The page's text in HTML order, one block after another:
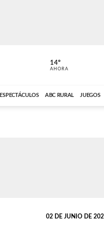
ABC CARDINAL
14º
AHORA
ESPECTÁCULOS ABC RURAL JUEGOS
02 DE JUNIO DE